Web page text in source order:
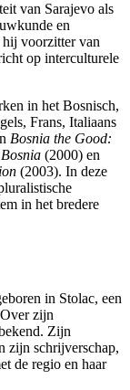
van Sarajevo als
en
hij voorzitter van
op interculturele
in het Bosnisch,
Frans, Italiaans
Bosnia the Good:
(2000) en
(2003). In deze
in het bredere
in Stolac, een
zijn
Zijn
zijn schrijverschap,
de regio en haar